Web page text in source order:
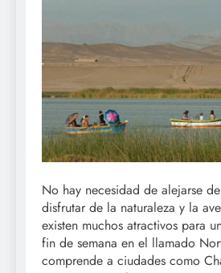
No hay necesidad de alejarse
disfrutar de la naturaleza y la
existen muchos atractivos para
fin de semana en el llamado
comprende a ciudades como